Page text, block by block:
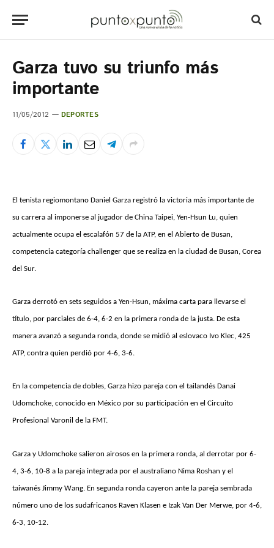
Garza tuvo su triunfo más
importante
11/05/2012 DEPORTES
El tenista regiomontano Daniel Garza registró la victoria más importante de
su carrera al imponerse al jugador de China Taipei, Yen-Hsun Lu, quien
actualmente ocupa el escalafón 57 de la ATP, en el Abierto de Busan,
competencia categoría challenger que se realiza en la ciudad de Busan, Corea
del Sur.
Garza derrotó en sets seguidos a Yen-Hsun, máxima carta para llevarse el
título, por parciales de 6-4, 6-2 en la primera ronda de la justa. De esta
manera avanzó a segunda ronda, donde se midió al eslovaco Ivo Klec, 425
ATP, contra quien perdió por 4-6, 3-6.
En la competencia de dobles, Garza hizo pareja con el tailandés Danai
Udomchoke, conocido en México por su participación en el Circuito
Profesional Varonil de la FMT.
Garza y Udomchoke salieron airosos en la primera ronda, al derrotar por 6-
4, 3-6, 10-8 a la pareja integrada por el australiano Nima Roshan y el
taiwanés Jimmy Wang. En segunda ronda cayeron ante la pareja sembrada
número uno de los sudafricanos Raven Klasen e Izak Van Der Merwe, por 4-6,
6-3, 10-12.